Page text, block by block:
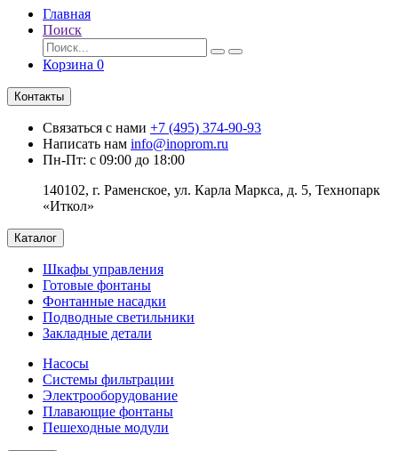
Главная
Поиск
Корзина 0
Контакты
Связаться с нами +7 (495) 374-90-93
Написать нам info@inoprom.ru
Пн-Пт: с 09:00 до 18:00
140102, г. Раменское, ул. Карла Маркса, д. 5, Технопарк
«Иткол»
Каталог
Шкафы управления
Готовые фонтаны
Фонтанные насадки
Подводные светильники
Закладные детали
Насосы
Системы фильтрации
Электрооборудование
Плавающие фонтаны
Пешеходные модули